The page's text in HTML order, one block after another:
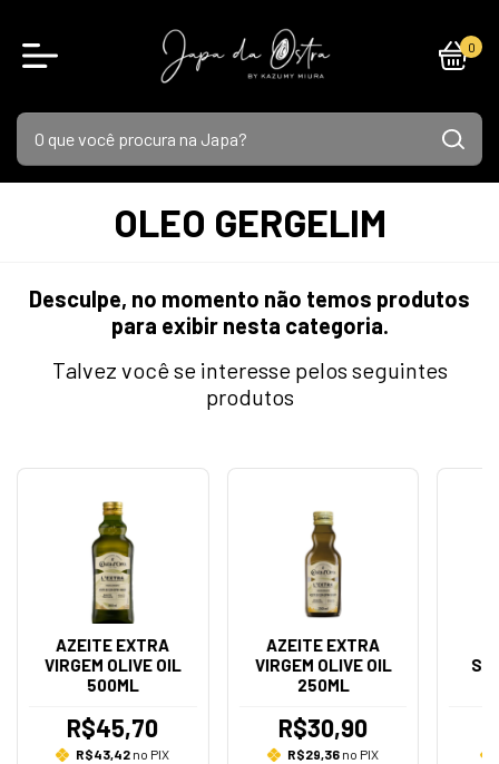
0
OLEO GERGELIM
Desculpe, no momento não temos produtos
para exibir nesta categoria.
Talvez você se interesse pelos seguintes
produtos
AZEITE EXTRA
VIRGEM OLIVE OIL
500ML
R$45,70
R$43,42 no PIX
AZEITE EXTRA
VIRGEM OLIVE OIL
250ML
R$30,90
R$29,36 no PIX